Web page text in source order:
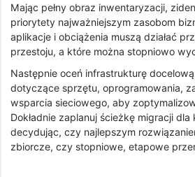
Mając pełny obraz inwentaryzacji,
priorytety najważniejszym zasobom
aplikacje i obciążenia muszą działać
przestoju, a które można stopniowo
Następnie oceń infrastrukturę
dotyczące sprzętu, oprogramowania,
wsparcia sieciowego, aby
Dokładnie zaplanuj ścieżkę migracji
decydując, czy najlepszym
zbiorcze, czy stopniowe, etapowe